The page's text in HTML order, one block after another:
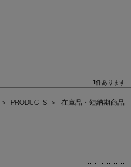
1件あります
> PRODUCTS > 在庫品・短納期商品